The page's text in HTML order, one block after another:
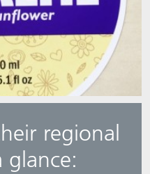
regional
glance:​